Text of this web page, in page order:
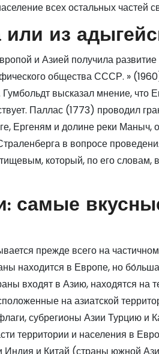
всех остальных частей
из
и Азией получила
общества СССР. »
высказал мнение, что
Паллас (1773) проводил
Ергеням и долине реки Маныч,
в вопросе
который, по его словам,
самые
прежде всего на
находится в Европе, но
входят в Азию, находятся на
на азиатской
субрегионы Азии Турцию и
территории и населения в